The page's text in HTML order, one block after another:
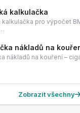
kalkulačka
kalkulačka pro výpočet
nákladů na
nákladů na kouření –
Zobrazit všechny